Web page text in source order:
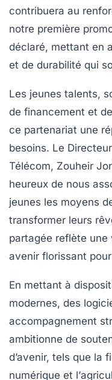
contribuera au
notre première
déclaré, mettant en
et de durabilité qui
Les jeunes talents,
de financement et
ce partenariat une
besoins. Le
Télécom, Zouheir
heureux de nous
jeunes les moyens
transformer leurs
partagée reflète
avenir florissant
En mettant à
modernes, des
accompagnement
ambitionne de
d’avenir, tels que la
numérique et l’